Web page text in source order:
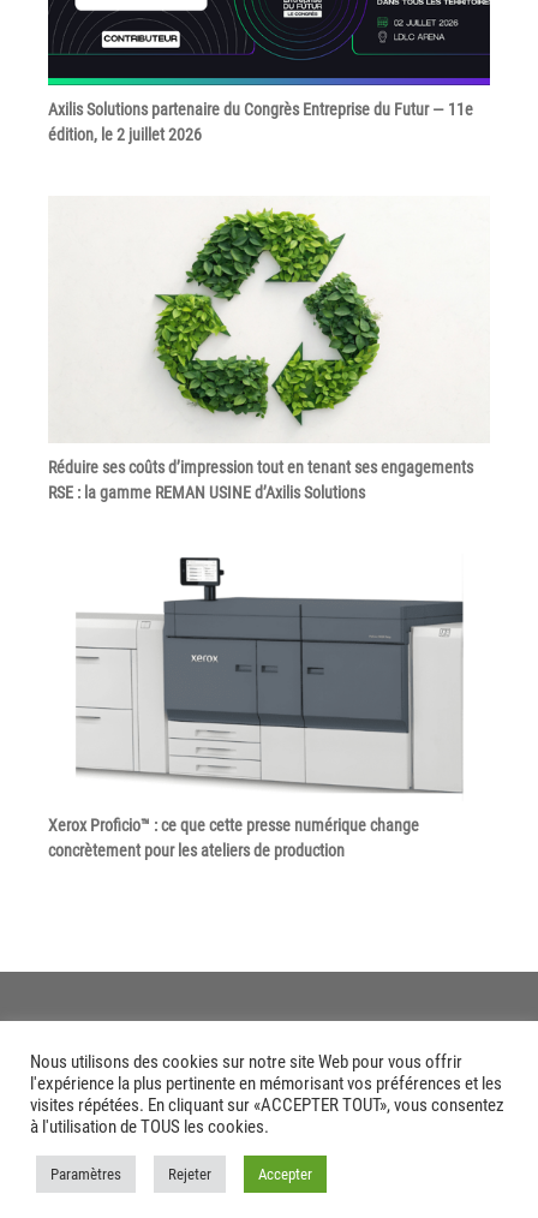
Newsletter
Plan du site
Politique de confidentialité
Axilis Solutions partenaire du Congrès Entreprise du Futur — 11e
édition, le 2 juillet 2026
Réduire ses coûts d’impression tout en tenant ses engagements
RSE : la gamme REMAN USINE d’Axilis Solutions
Xerox Proficio™ : ce que cette presse numérique change
concrètement pour les ateliers de production
Nous utilisons des cookies sur notre site Web pour vous offrir
l'expérience la plus pertinente en mémorisant vos préférences et les
visites répétées. En cliquant sur «ACCEPTER TOUT», vous consentez
à l'utilisation de TOUS les cookies.
Paramètres Rejeter Accepter